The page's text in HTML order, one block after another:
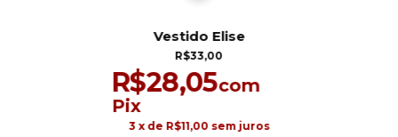
Vestido Elise
R$33,00
R$28,05com
Pix
3 x de R$11,00 sem juros